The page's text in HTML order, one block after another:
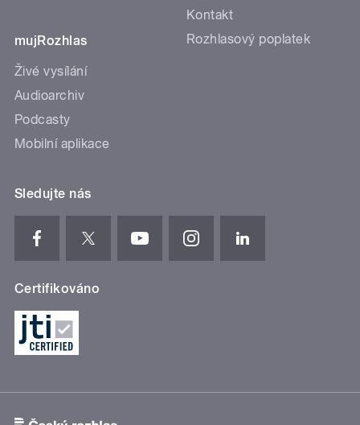
mujRozhlas
Živé vysílání
Audioarchiv
Podcasty
Mobilní aplikace
Kontakt
Rozhlasový poplatek
Sledujte nás
Certifikováno